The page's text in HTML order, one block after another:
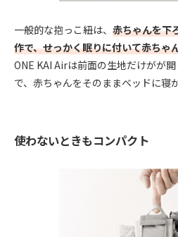
一般的な抱っこ紐は、 赤ちゃんを下
作で、せっかく眠りに付いて赤ちゃ
ONE KAI Airは前面の生地だけがが
で、赤ちゃんをそのままベッドに寝
使わないときもコンパクト